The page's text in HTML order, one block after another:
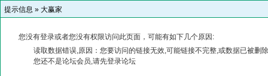
提示信息 » 大赢家
您没有登录或者您没有权限访问此页面，可能有如下几个原因:
读取数据错误,原因：您要访问的链接无效,可能链接不完整,或数据已被删
您还不是论坛会员,请先登录论坛